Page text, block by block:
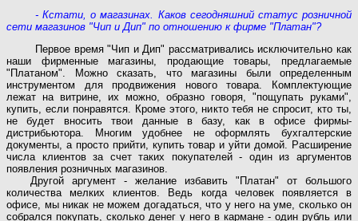
- Кстати, о магазинах. Каков сегодняшний статус розничной
сети магазинов "Чип и Дип" по отношению к фирме "Платан"?
Первое время "Чип и Дип" рассматривались исключительно как
наши фирменные магазины, продающие товары, предлагаемые
"Платаном". Можно сказать, что магазины были определенным
инструментом для продвижения нового товара. Комплектующие
лежат на витрине, их можно, образно говоря, "пощупать руками",
купить, если понравятся. Кроме этого, никто тебя не спросит, кто ты,
не будет вносить твои данные в базу, как в офисе фирмы-
дистрибьютора. Многим удобнее не оформлять бухгалтерские
документы, а просто прийти, купить товар и уйти домой. Расширение
числа клиентов за счет таких покупателей - один из аргументов
появления розничных магазинов.
Другой аргумент - желание избавить "Платан" от большого
количества мелких клиентов. Ведь когда человек появляется в
офисе, мы никак не можем догадаться, что у него на уме, сколько он
собрался покупать, сколько денег у него в кармане - один рубль или